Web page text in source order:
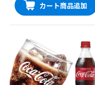
カート商品追加